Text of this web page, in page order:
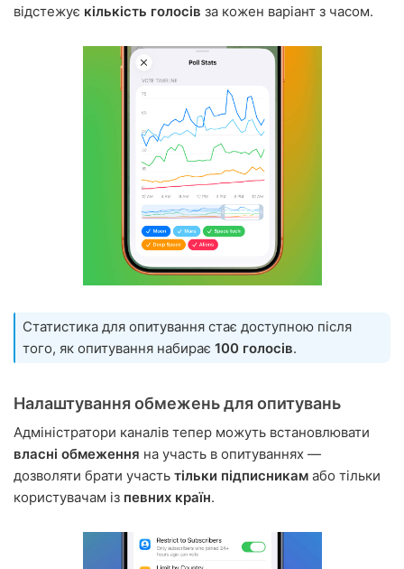
відстежує кількість голосів за кожен варіант з часом.
Статистика для опитування стає доступною після
того, як опитування набирає 100 голосів.
Налаштування обмежень для опитувань
Адміністратори каналів тепер можуть встановлювати
власні обмеження на участь в опитуваннях —
дозволяти брати участь тільки підписникам або тільки
користувачам із певних країн.